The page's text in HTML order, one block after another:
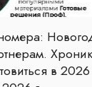
в